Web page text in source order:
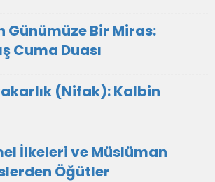
Günümüze Bir Miras:
Cuma Duası
(Nifak): Kalbin
İlkeleri ve Müslüman
Öğütler